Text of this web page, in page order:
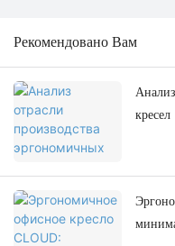
Рекомендовано Вам
кресел